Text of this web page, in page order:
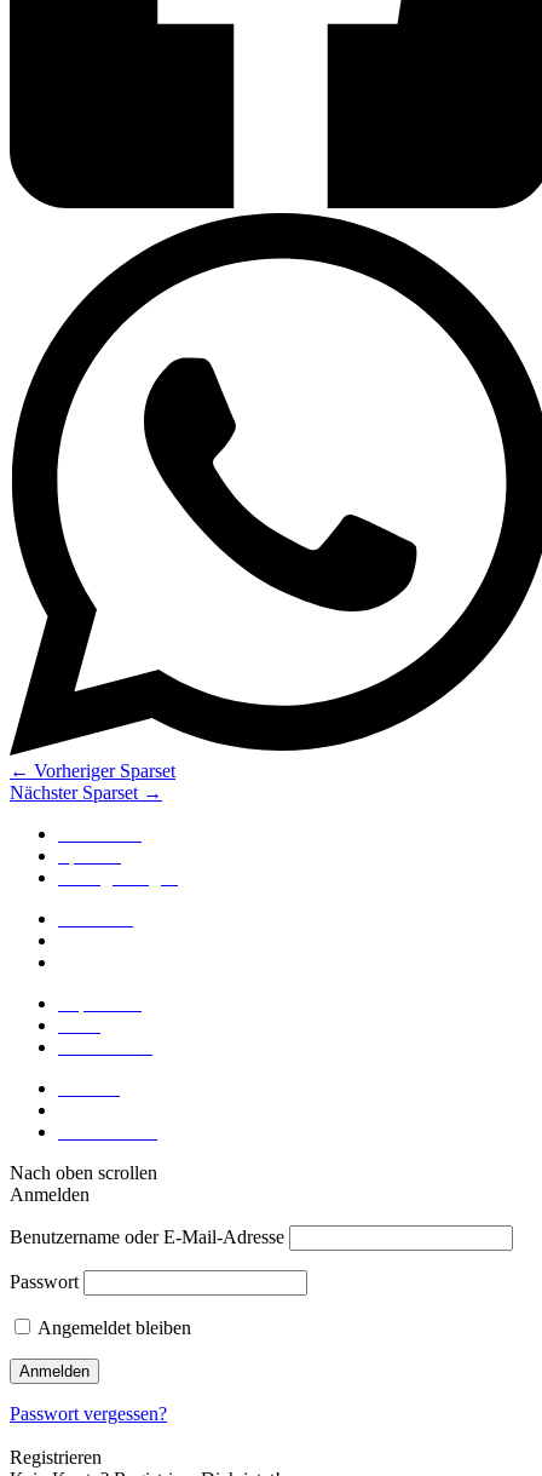
← Vorheriger Sparset
Nächster Sparset →
Nach oben scrollen
Anmelden
Benutzername oder E-Mail-Adresse
Passwort
Angemeldet bleiben
Passwort vergessen?
Registrieren